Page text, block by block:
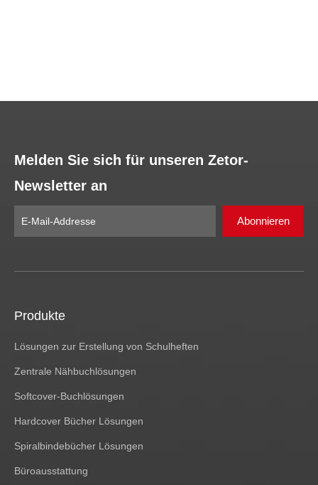
Melden Sie sich für unseren Zetor-
Produkte
Lösungen zur Erstellung von Schulheften
Zentrale Nähbuchlösungen